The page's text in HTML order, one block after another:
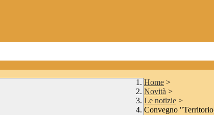
Home >
Novità >
Le notizie >
Convegno